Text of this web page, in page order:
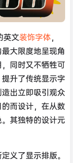
英文装饰字体，
大限度地呈现角
同时又不牺牲可
升了传统显示字
出立即吸引观众
而设计，在从数
其独特的设计元
义了显示排版。